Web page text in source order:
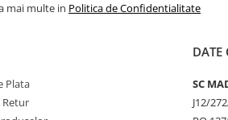
mai multe in Politica de Confidentialitate
Plata
Retur
DATE
SC
J12/